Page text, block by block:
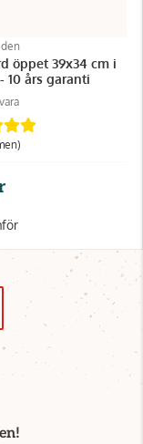
öppet 39x34 cm i
10 års garanti